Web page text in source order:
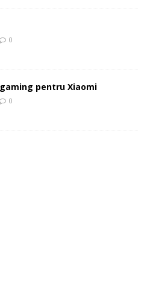
0
pentru Xiaomi
0